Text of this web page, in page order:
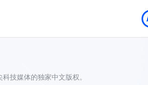
技媒体的独家中文版权。